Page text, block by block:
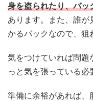
身を盗られたり、バッ
あります。また、誰
かるバックなので、狙
気をつけていれば問題
っと気を張っている必
準備に余裕があれば、